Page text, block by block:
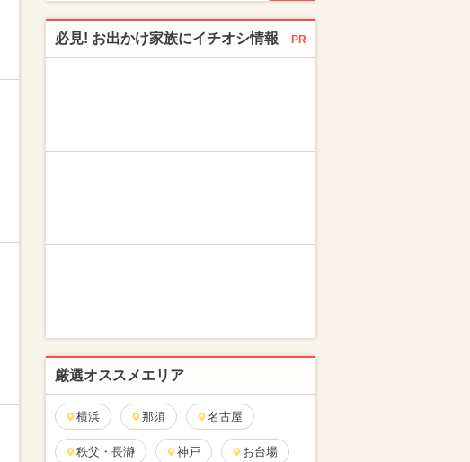
必見! お出かけ家族にイチオシ情報 PR
厳選オススメエリア
横浜 那須 名古屋
秩父・長瀞 神戸 お台場